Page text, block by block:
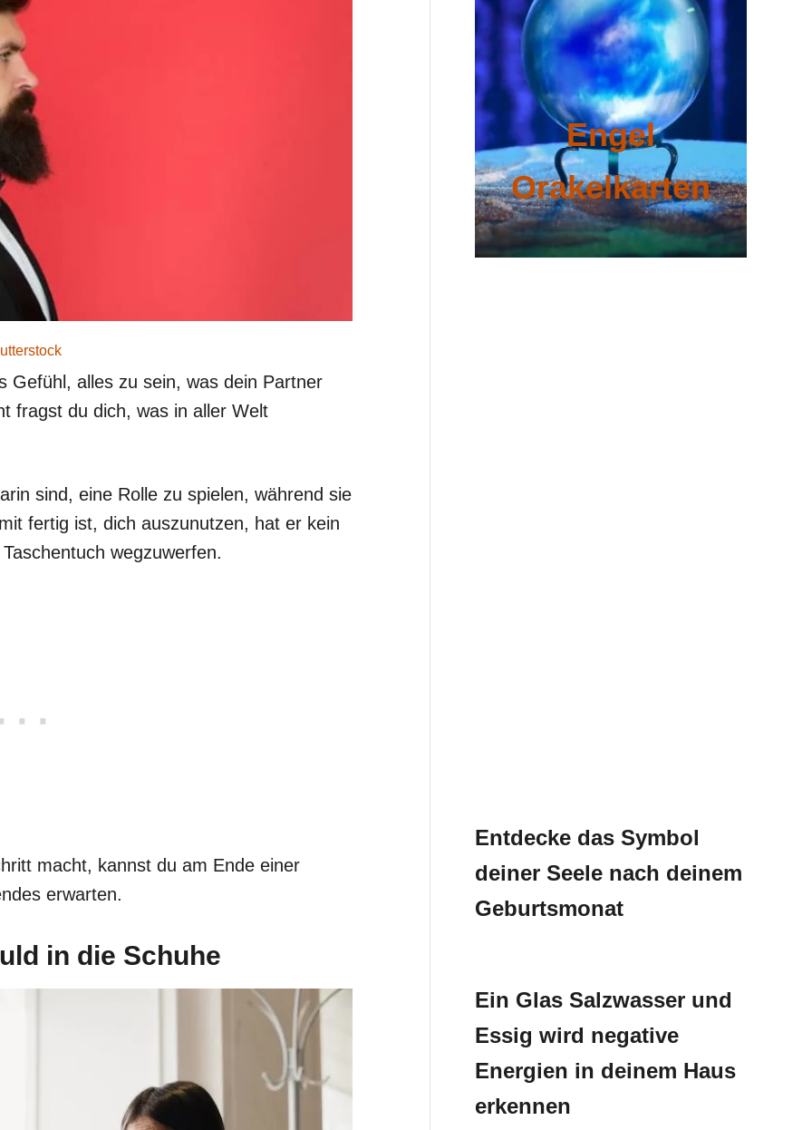
Gefühl, alles zu sein, was dein Partner
fragst du dich, was in aller Welt
sind, eine Rolle zu spielen, während sie
fertig ist, dich auszunutzen, hat er kein
wegzuwerfen.
macht, kannst du am Ende einer
erwarten.
in die Schuhe
Engel
Orakelkarten
Entdecke das Symbol
deiner Seele nach deinem
Geburtsmonat
Ein Glas Salzwasser und
Essig wird negative
Energien in deinem Haus
erkennen